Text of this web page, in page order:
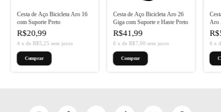
Cesta de Aço Bicicleta Aro 16
com Suporte Preto
R$20,99
4 x de R$5,25 sem juros
Cesta de Aço Bicicleta Aro 26
Giga com Suporte e Haste Preto
R$41,99
6 xde R$7,00 sem juros
Aro
6 x